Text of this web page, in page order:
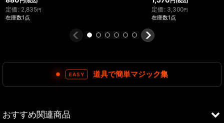
定価 : 2,835円
在庫数1点
定価 : 3,300円
在庫数1点
EASY 道具で簡単マジック集
おすすめ関連商品